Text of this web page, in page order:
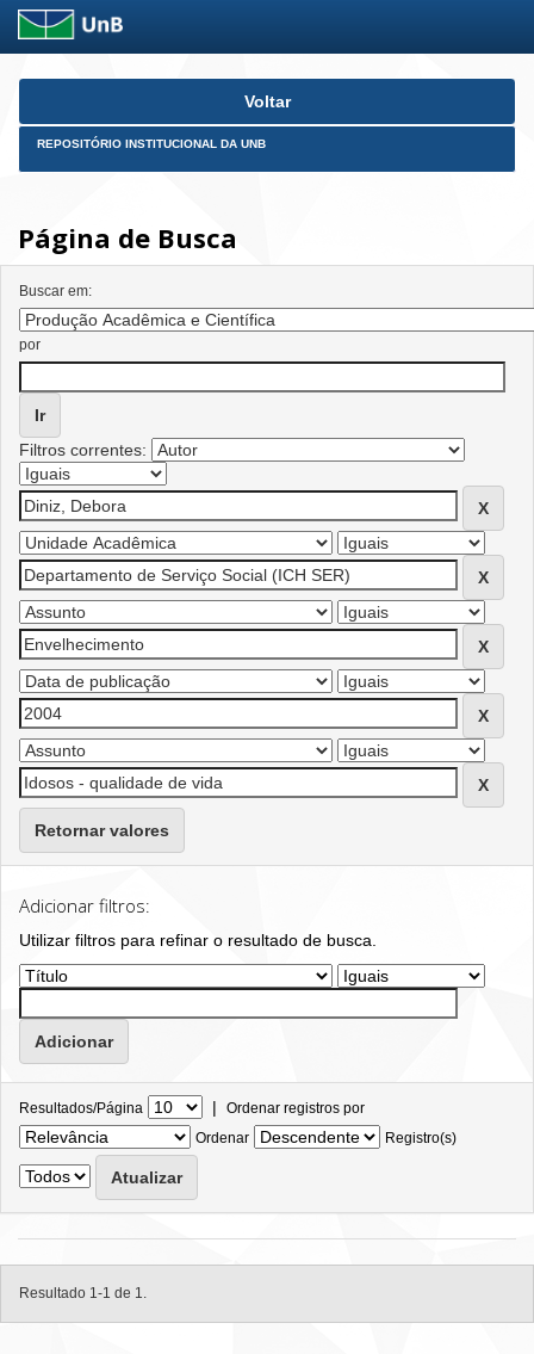
Skip
Voltar
REPOSITÓRIO INSTITUCIONAL DA UNB
Página de Busca
Buscar em:
por
Filtros correntes:
Retornar valores
Adicionar filtros:
Utilizar filtros para refinar o resultado de busca.
Resultados/Página | Ordenar registros por
Ordenar
Registro(s)
Resultado 1-1 de 1.